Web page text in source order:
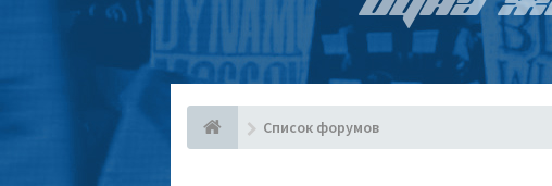
Список форумов